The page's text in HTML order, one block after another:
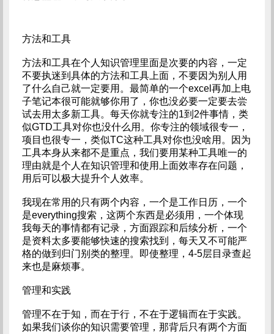
方法和工具
方法和工具在个人知识管理里面是次要的内容，一定
不要执迷到具体的方法和工具上面，不要因为别人用
了什么自己就一定要用。最简单的一个excel再加上电
子笔记本很可能就够你用了，你也没必要一定要去尝
试去用太多新工具。每天你就专注的1到2件事情，类
似GTD工具对你也没什么用。你专注的领域很专一，
项目也很专一，类似TC这种工具对你也没啥用。因为
工具本身从来都不是重点，我们要用某种工具唯一的
理由就是个人在知识管理和使用上面效率存在问题，
用后可以极大提升个人效率。
我现在常用的只有两个内容，一个是工作日历，一个
是everything搜索，这两个东西是必须用，一个体现
我每天的事情都有记录，方面跟踪和后续分析，一个
是资料太多要能够快速的搜索找到，每天又不可能严
格的做到归门别类的整理。即使整理，4-5层目录查起
来也是麻烦事。
管理和实践
管理不在于知，而在于行，不在于逻辑而在于实践。
如果我们谈你的知识需要管理，那背后只有两个方面